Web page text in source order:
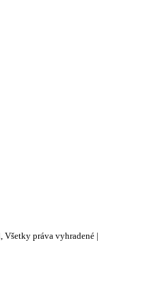
Všetky práva vyhradené |